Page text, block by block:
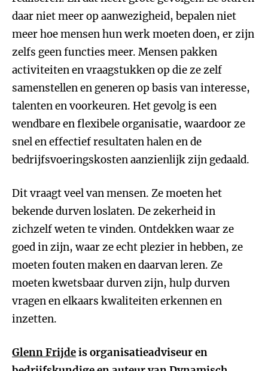
daar niet meer op aanwezigheid, bepalen niet
meer hoe mensen hun werk moeten doen, er zijn
zelfs geen functies meer. Mensen pakken
activiteiten en vraagstukken op die ze zelf
samenstellen en generen op basis van interesse,
talenten en voorkeuren. Het gevolg is een
wendbare en flexibele organisatie, waardoor ze
snel en effectief resultaten halen en de
bedrijfsvoeringskosten aanzienlijk zijn gedaald.
Dit vraagt veel van mensen. Ze moeten het
bekende durven loslaten. De zekerheid in
zichzelf weten te vinden. Ontdekken waar ze
goed in zijn, waar ze echt plezier in hebben, ze
moeten fouten maken en daarvan leren. Ze
moeten kwetsbaar durven zijn, hulp durven
vragen en elkaars kwaliteiten erkennen en
inzetten.
Glenn Frijdeis organisatieadviseur en